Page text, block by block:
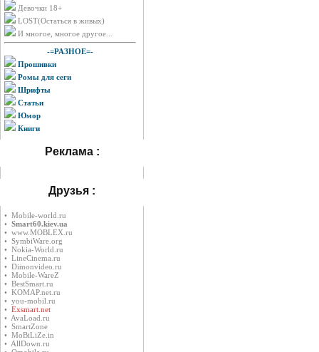
Девочки 18+
LOST(Остаться в живых)
И многое, многое другое...
-=РАЗНОЕ=-
Прошивки
Ромы для сеги
Шрифты
Статьи
Юмор
Книги
Реклама :
Друзья :
• Mobile-world.ru
• Smart60.kiev.ua
• www.MOBLEX.ru
• SymbiWare.org
• Nokia-World.ru
• LineCinema.ru
• Dimonvideo.ru
• Mobile-WareZ
• BestSmart.ru
• KOMAP.net.ru
• you-mobil.ru
• Exsmart.net
• AvaLoad.ru
• SmartZone
• MoBiLiZe.in
• AllDown.ru